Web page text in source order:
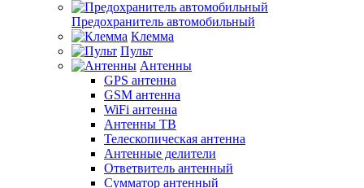
Предохранитель автомобильный
Клемма
Пульт
Антенны
GPS антенна
GSM антенна
WiFi антенна
Антенны ТВ
Телескопическая антенна
Антенные делители
Ответвитель антенный
Сумматор антенный